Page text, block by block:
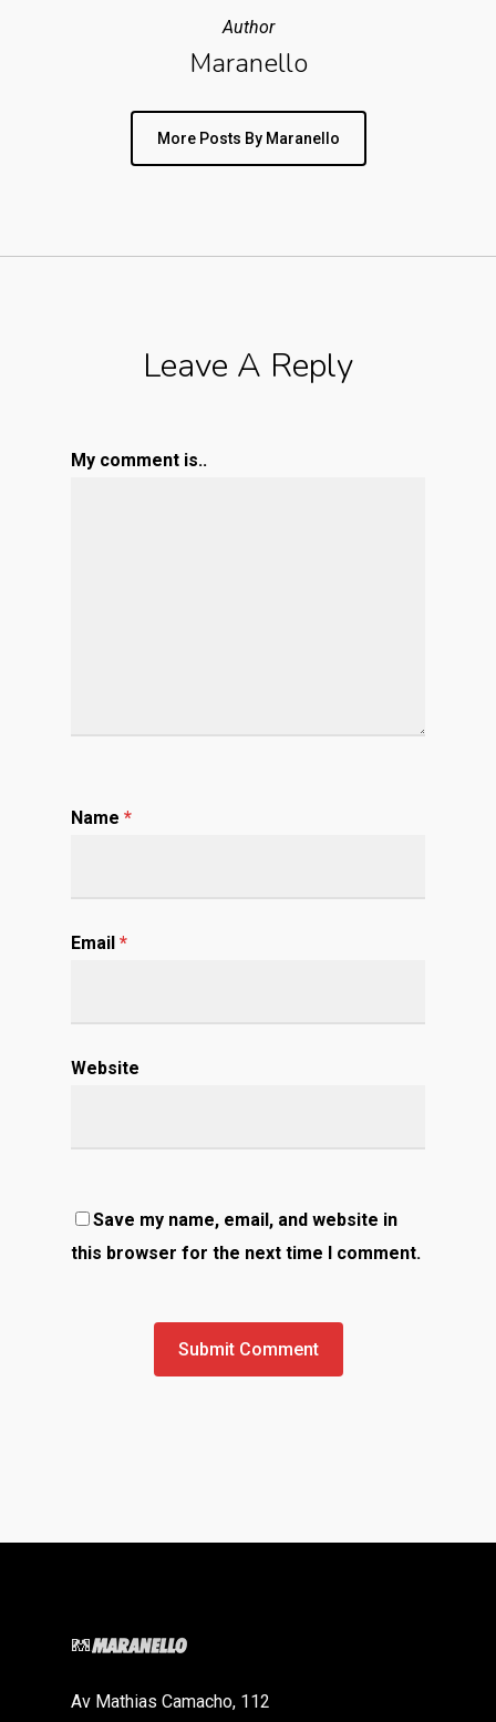
Author
Maranello
More Posts By Maranello
Leave A Reply
My comment is..
Name *
Email *
Website
Save my name, email, and website in
this browser for the next time I comment.
Av Mathias Camacho, 112